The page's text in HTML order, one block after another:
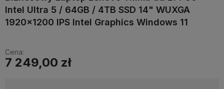
Intel Ultra 5 / 64GB / 4TB SSD 14" WUXGA
1920x1200 IPS Intel Graphics Windows 11
Cena:
7 249,00 zł